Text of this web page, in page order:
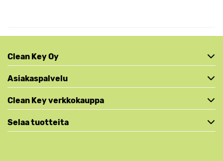
Clean Key Oy
Asiakaspalvelu
Clean Key verkkokauppa
Selaa tuotteita